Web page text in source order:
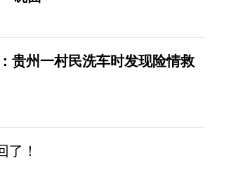
贵州一村民洗车时发现险情救
了！